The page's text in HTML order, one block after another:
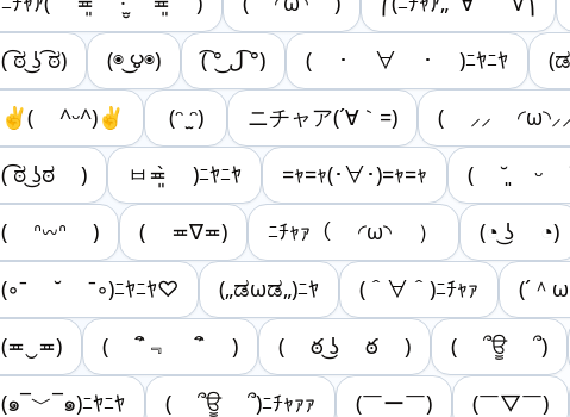
( ͡ಠ ͜ʖ ͡ಠ) (◉ ͜౪◉) ( ͡° ͜ل ͡°) ( ･ ∀ ･ )ﾆﾔﾆﾔ
✌︎( ^ᵕ^)✌︎ (ᵔ ̫ᵔ) ニチャア(´∀｀=) ‪( ⸝⸝
( ͡ಠ ͜ʖಠ ) ㅂ≖͈̀ )ﾆﾔﾆﾔ =ｬ=ｬ(･∀･)=ｬ=ｬ ( ˘͈ ᵕ ˘͈
( ᐢ𖥦ᐢ ) ( ≖∇≖) ﾆﾁｬｧ（ ◜ω◝ ） (◔ ͜ʖ ◔)
(◦ˉ ˘ ˉ◦)ﾆﾔﾆﾔ♡ („ಡωಡ„)ﾆﾔ (＾∀＾)ﾆﾁｬｧ (´＾
(≖‿≖) ( ´ิ﹃ ´ิ ) ( ఠ ͜ʖ ఠ ) ( ՞ਊ ՞)
(๑¯﹀¯๑)ﾆﾔﾆﾔ ( ՞ਊ ՞)ﾆﾁｬｧｧ (￣ー￣) (￣▽￣)